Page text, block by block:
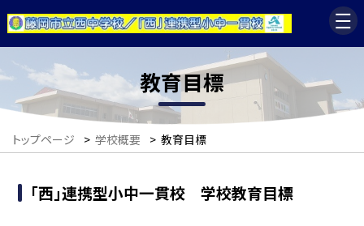
教育目標
トップページ > 学校概要 > 教育目標
「西」連携型小中一貫校 学校教育目標